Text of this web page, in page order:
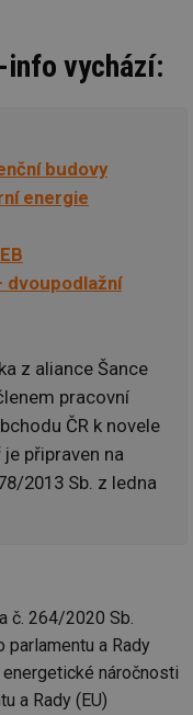
info vychází:
budovy
energie
dvoupodlažní
z aliance Šance
pracovní
ČR k novele
připraven na
2013 Sb. z ledna
č. 264/2020 Sb.
parlamentu a Rady
náročnosti
a Rady (EU)